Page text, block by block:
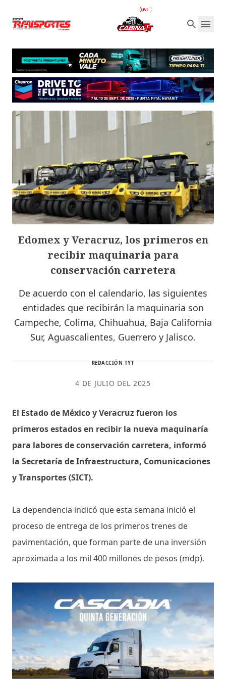
Edomex y Veracruz, los primeros en
recibir maquinaria para
conservación carretera
De acuerdo con el calendario, las siguientes
entidades que recibirán la maquinaria son
Campeche, Colima, Chihuahua, Baja California
Sur, Aguascalientes, Guerrero y Jalisco.
REDACCIÓN TYT
4 DE JULIO DEL 2025
El Estado de México y Veracruz fueron los
primeros estados en recibir la nueva maquinaría
para labores de conservación carretera, informó
la Secretaría de Infraestructura, Comunicaciones
y Transportes (SICT).
La dependencia indicó que esta semana inició el
proceso de entrega de los primeros trenes de
pavimentación, que forman parte de una inversión
aproximada a los mil 400 millones de pesos (mdp).